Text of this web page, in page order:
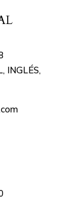
INGLÉS,